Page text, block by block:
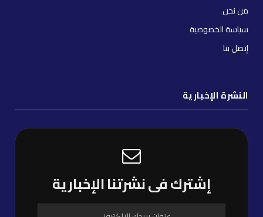
من نحن
سياسة الخصوصية
إتصل بنا
النشرة الإخبارية
إشترك فى نشرتنا الإخبارية